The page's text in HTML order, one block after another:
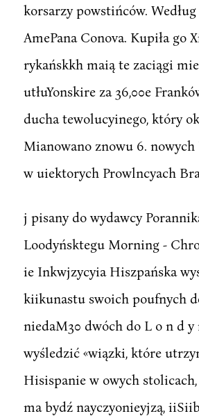
korsarzy powstińców.
AmePana Conova. Kupiła go
rykańskkh maią te zaciągi
utłuYonskire za 36,00e
ducha tewolucyinego, który
Mianowano znowu 6. nowych
w uiektorych Prowlncyach
j pisany do wydawcy
Loodyńsktegu Morning -
ie Inkwjzycyia Hiszpańska
kiikunastu swoich poufnych
niedaM30 dwóch do L o n d y
wyśledzić «wiązki, które
Hisispanie w owych
ma bydź nayczyonieyjzą,